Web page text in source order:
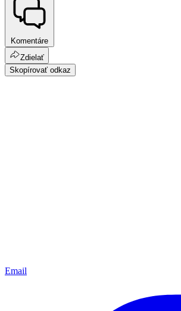
Komentáre
Zdielať
Skopírovať odkaz
Email